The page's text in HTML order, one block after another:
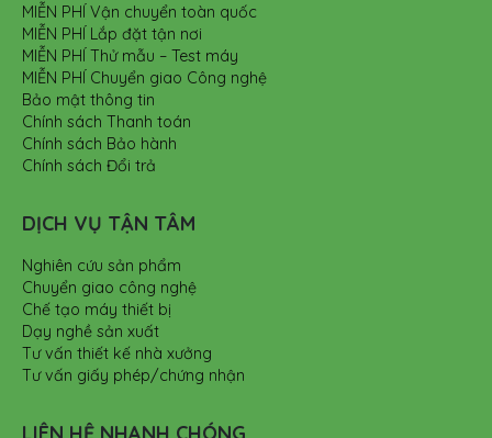
MIỄN PHÍ Vận chuyển toàn quốc
MIỄN PHÍ Lắp đặt tận nơi
MIỄN PHÍ Thử mẫu – Test máy
MIỄN PHÍ Chuyển giao Công nghệ
Bảo mật thông tin
Chính sách Thanh toán
Chính sách Bảo hành
Chính sách Đổi trả
DỊCH VỤ TẬN TÂM
Nghiên cứu sản phẩm
Chuyển giao công nghệ
Chế tạo máy thiết bị
Dạy nghề sản xuất
Tư vấn thiết kế nhà xưởng
Tư vấn giấy phép/chứng nhận
LIÊN HỆ NHANH CHÓNG